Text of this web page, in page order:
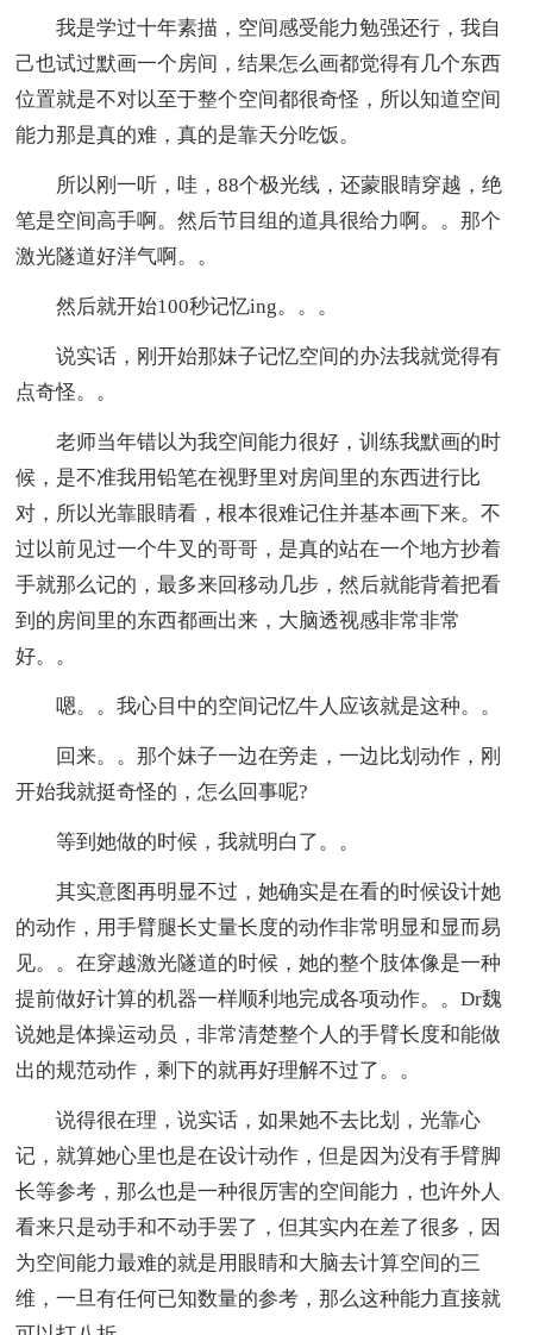
我是学过十年素描，空间感受能力勉强还行，我自
己也试过默画一个房间，结果怎么画都觉得有几个东西
位置就是不对以至于整个空间都很奇怪，所以知道空间
能力那是真的难，真的是靠天分吃饭。
所以刚一听，哇，88个极光线，还蒙眼睛穿越，绝
笔是空间高手啊。然后节目组的道具很给力啊。。那个
激光隧道好洋气啊。。
然后就开始100秒记忆ing。。。
说实话，刚开始那妹子记忆空间的办法我就觉得有
点奇怪。。
老师当年错以为我空间能力很好，训练我默画的时
候，是不准我用铅笔在视野里对房间里的东西进行比
对，所以光靠眼睛看，根本很难记住并基本画下来。不
过以前见过一个牛叉的哥哥，是真的站在一个地方抄着
手就那么记的，最多来回移动几步，然后就能背着把看
到的房间里的东西都画出来，大脑透视感非常非常
好。。
嗯。。我心目中的空间记忆牛人应该就是这种。。
回来。。那个妹子一边在旁走，一边比划动作，刚
开始我就挺奇怪的，怎么回事呢?
等到她做的时候，我就明白了。。
其实意图再明显不过，她确实是在看的时候设计她
的动作，用手臂腿长丈量长度的动作非常明显和显而易
见。。在穿越激光隧道的时候，她的整个肢体像是一种
提前做好计算的机器一样顺利地完成各项动作。。Dr魏
说她是体操运动员，非常清楚整个人的手臂长度和能做
出的规范动作，剩下的就再好理解不过了。。
说得很在理，说实话，如果她不去比划，光靠心
记，就算她心里也是在设计动作，但是因为没有手臂脚
长等参考，那么也是一种很厉害的空间能力，也许外人
看来只是动手和不动手罢了，但其实内在差了很多，因
为空间能力最难的就是用眼睛和大脑去计算空间的三
维，一旦有任何已知数量的参考，那么这种能力直接就